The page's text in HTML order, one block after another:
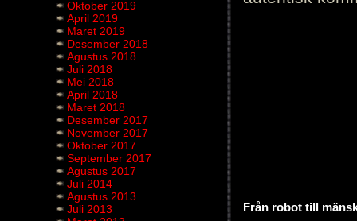
Oktober 2019
April 2019
Maret 2019
Desember 2018
Agustus 2018
Juli 2018
Mei 2018
April 2018
Maret 2018
Desember 2017
November 2017
Oktober 2017
September 2017
Agustus 2017
Juli 2014
Agustus 2013
Juli 2013
Från robot till